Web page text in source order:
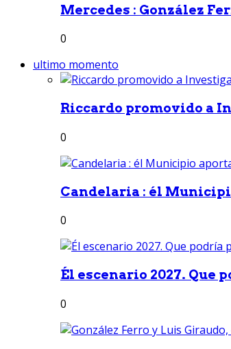
Mercedes : González
0
ultimo momento
Riccardo promovido a
0
Candelaria : él
0
Él escenario 2027. Que
0